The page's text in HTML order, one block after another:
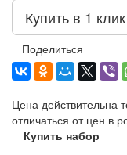
Купить в 1 клик
Поделиться
Цена действительна
отличаться от цен в
Купить набор